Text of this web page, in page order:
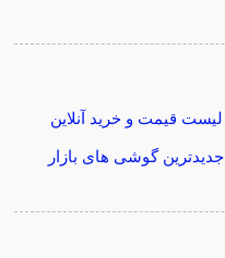
لیست قیمت و خرید آنلاین
جدیدترین گوشی های بازار